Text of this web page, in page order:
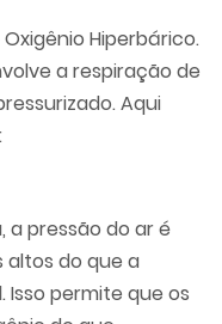
Hiperbárico.
a respiração de
Aqui
a pressão do ar é
altos do que a
permite que os